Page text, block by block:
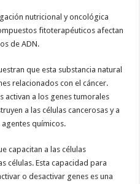
nutricional y oncológica
fitoterapéuticos afectan
de ADN.
que esta substancia natural
relacionados con el cáncer.
activan a los genes tumorales
a las células cancerosas y a
químicos.
capacitan a las células
células. Esta capacidad para
o desactivar genes es una